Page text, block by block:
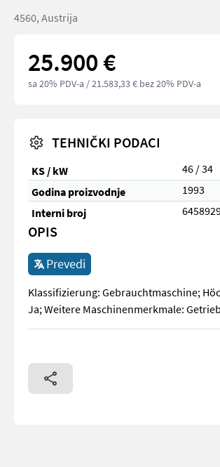
4560, Austrija
25.900 €
sa 20% PDV-a / 21.583,33 € bez 20% PDV-a
TEHNIČKI PODACI
KS / kW
46 / 34
Godina proizvodnje
1993
Interni broj
OPIS
Prevedi
Klassifizierung: Gebrauchtmaschine;
Ja; Weitere Maschinenmerkmale:
Klassifizierung: Gebrauchtmaschine;